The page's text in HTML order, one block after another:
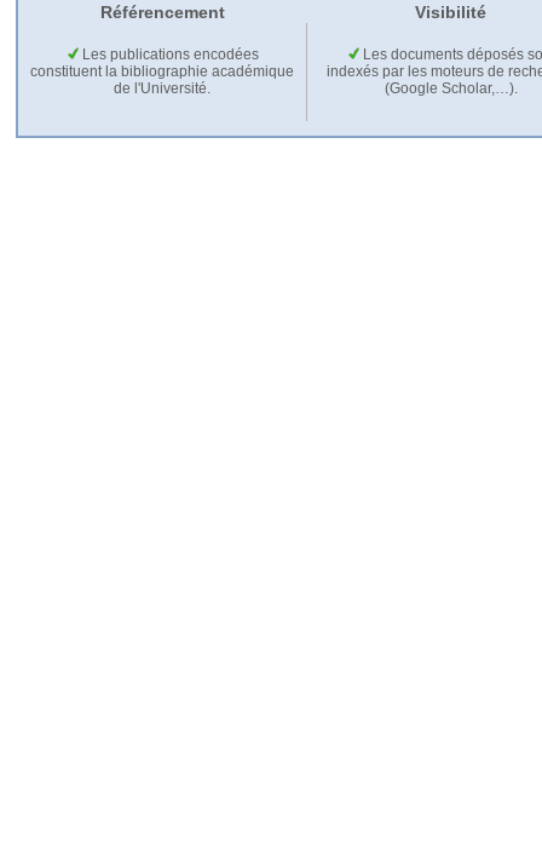
Référencement Visibilité
Les publications encodées
constituent la bibliographie académique
de l'Université.
Les documents déposés
indexés par les moteurs de
(Google Scholar,…).